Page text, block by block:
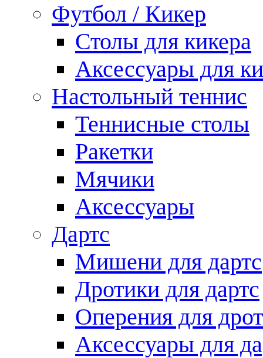
Футбол / Кикер
Столы для кикера
Аксессуары для
Настольный теннис
Теннисные столы
Ракетки
Мячики
Аксессуары
Дартс
Мишени для дартс
Дротики для дартс
Оперения для
Аксессуары для